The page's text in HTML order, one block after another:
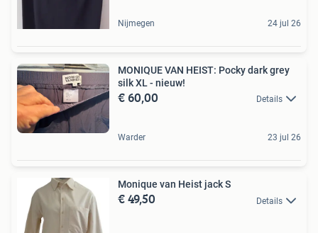
Nijmegen 24 jul 26
MONIQUE VAN HEIST: Pocky dark grey
silk XL - nieuw!
€ 60,00 Details
Warder 23 jul 26
Monique van Heist jack S
€ 49,50 Details